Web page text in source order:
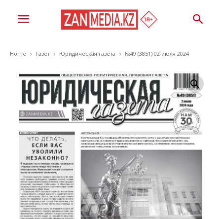
Home Газет Юридическая газета №49 (3851) 02 июля 2024